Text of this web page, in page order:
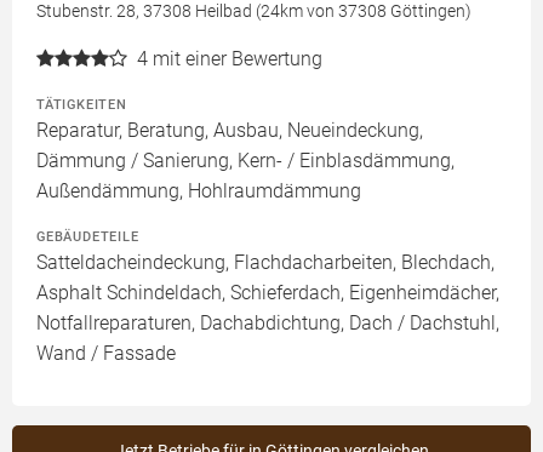
Stubenstr. 28, 37308 Heilbad (24km von 37308 Göttingen)
4 mit einer Bewertung
TÄTIGKEITEN
Reparatur, Beratung, Ausbau, Neueindeckung,
Dämmung / Sanierung, Kern- / Einblasdämmung,
Außendämmung, Hohlraumdämmung
GEBÄUDETEILE
Satteldacheindeckung, Flachdacharbeiten, Blechdach,
Asphalt Schindeldach, Schieferdach, Eigenheimdächer,
Notfallreparaturen, Dachabdichtung, Dach / Dachstuhl,
Wand / Fassade